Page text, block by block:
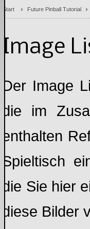
Start Future Pinball Tutorial
Image
Der Image
die im
enthalten
Spieltisch
die Sie hier
diese Bilder